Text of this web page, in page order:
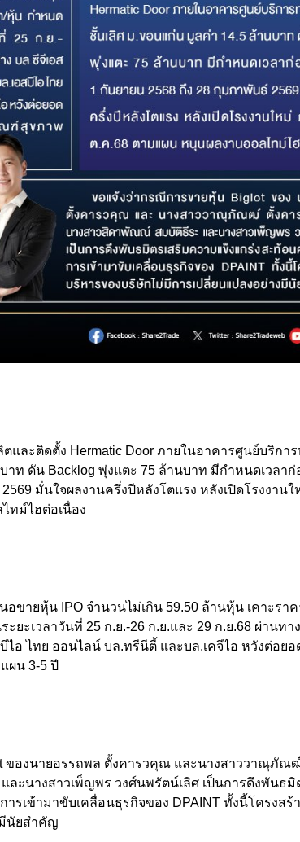
และติดตั้ง Hermatic Door ภายในอาคารศูนย์บริกา
ท ดัน Backlog พุ่งแตะ 75 ล้านบาท มีกำหนดเวลาก่
มั่นใจผลงานครึ่งปีหลังโตแรง หลังเปิดโรงงาน
ทม์ไฮต่อเนื่อง
อขายหุ้น IPO จำนวนไม่เกิน 59.50 ล้านหุ้น เคาะรา
ยะเวลาวันที่ 25 ก.ย.-26 ก.ย.และ 29 ก.ย.68 ผ่านทา
ไอ ไทย ออนไลน์ บล.ทรีนีตี้ และบล.เคจีไอ หวังต่อย
ผน 3-5 ปี
ของนายอรรถพล ตั้งคารวคุณ และนางสาววาณุภัณ
ะนางสาวเพ็ญพร วงศ์นพรัตน์เลิศ เป็นการดึงพันธมิ
รเข้ามาขับเคลื่อนธุรกิจของ DPAINT ทั้งนี้โครงสร้
นัยสำคัญ